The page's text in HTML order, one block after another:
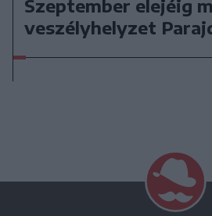
Szeptember elejéig
veszélyhelyzet